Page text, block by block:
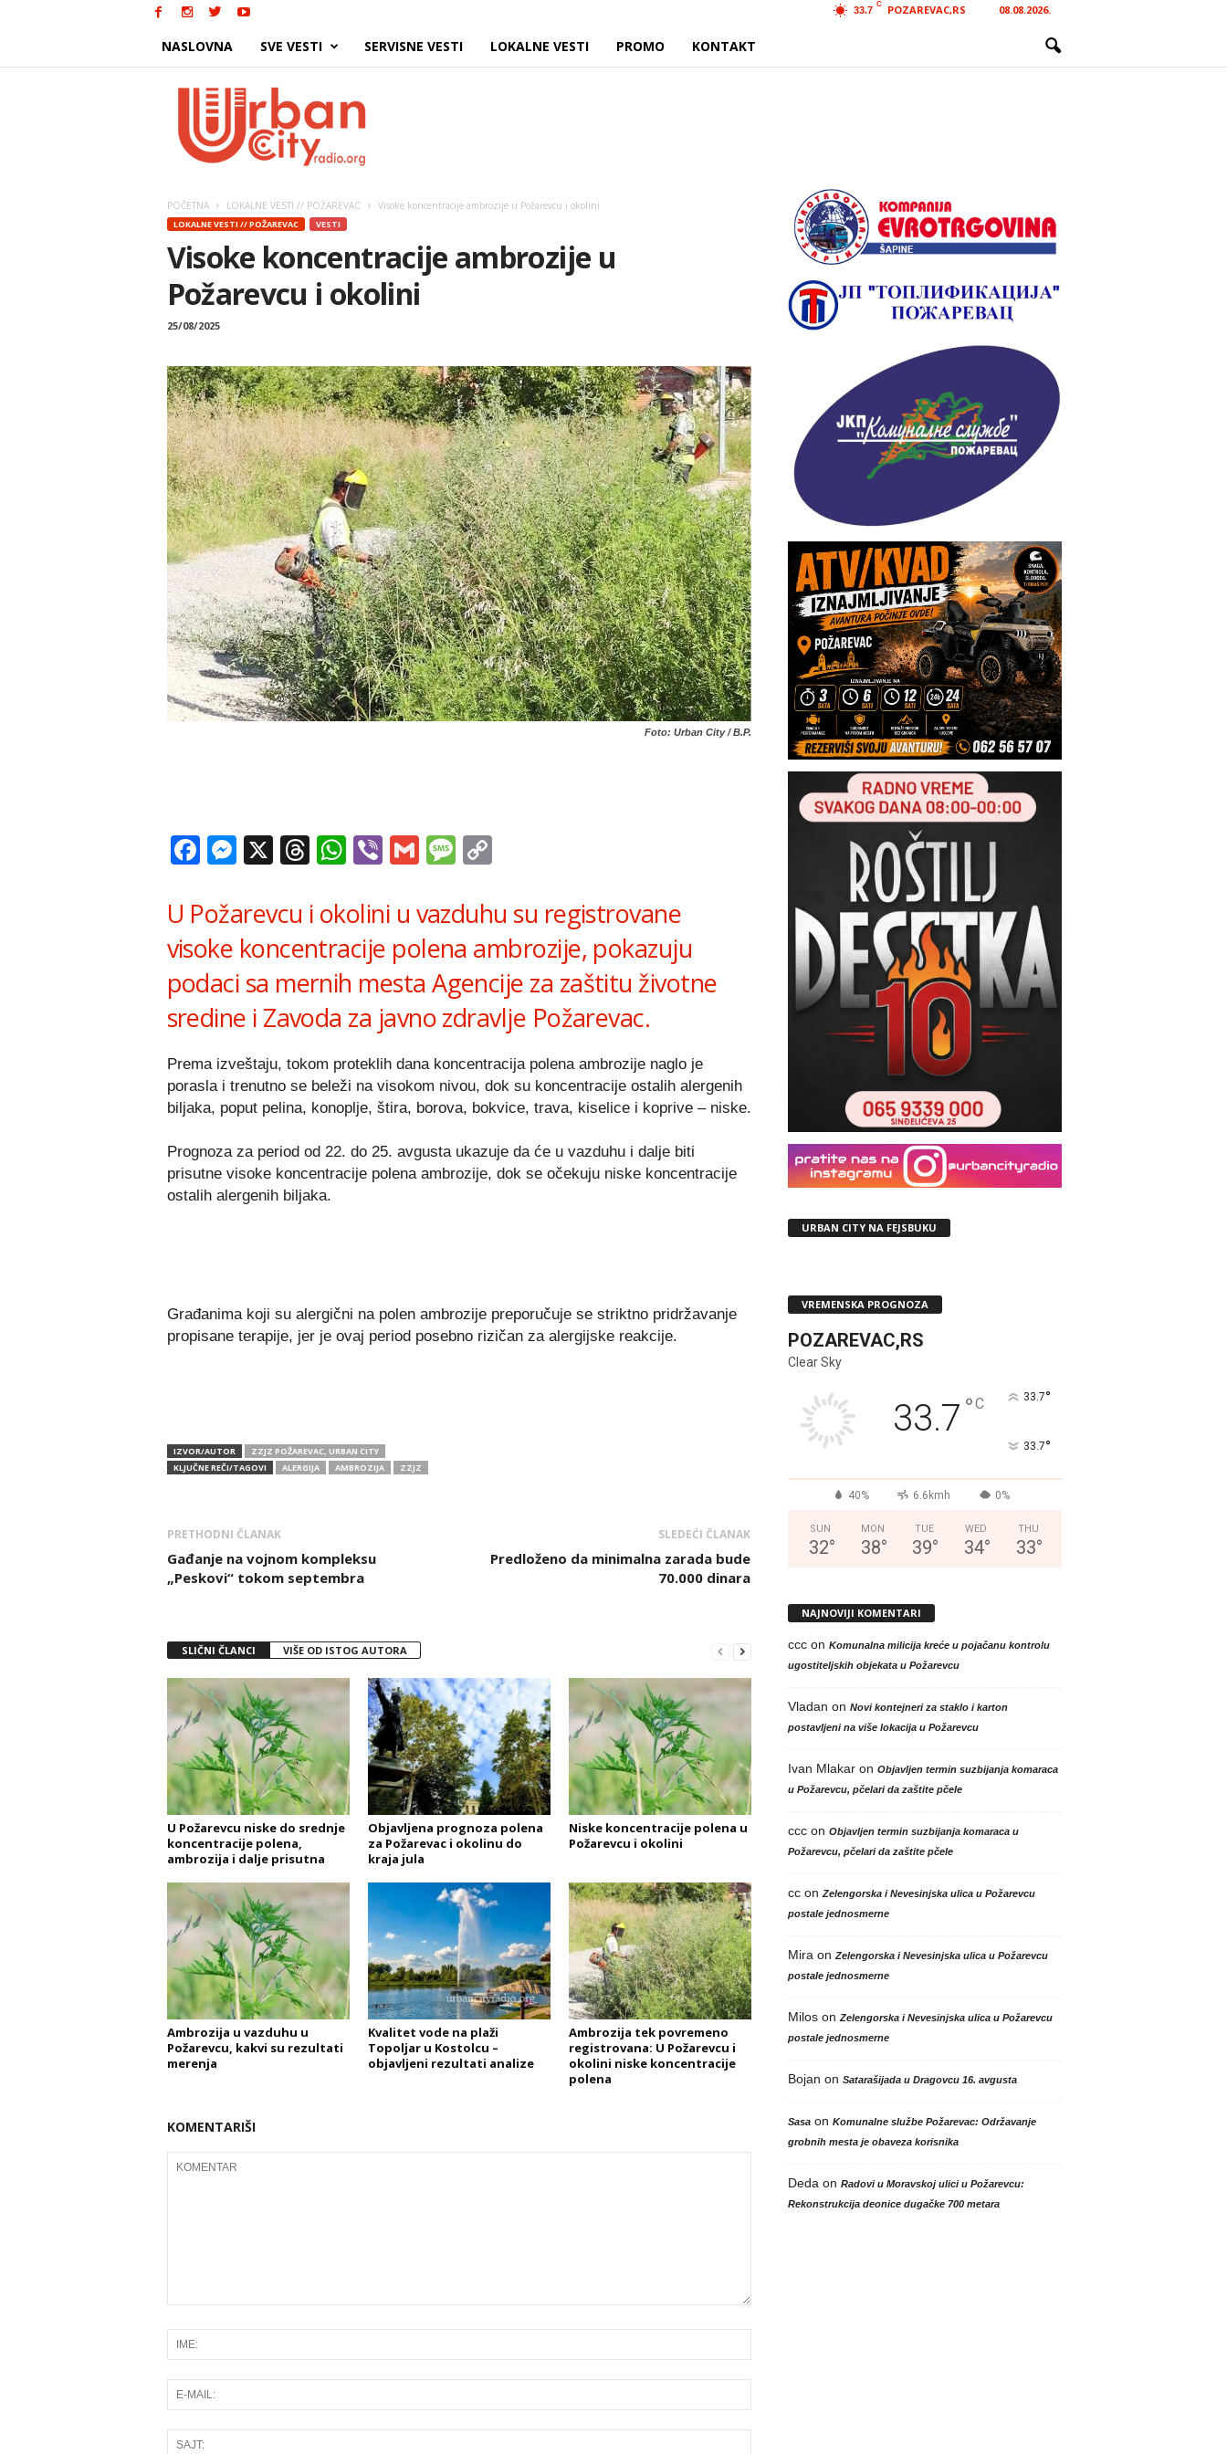
33.7
C POZAREVAC,RS 08.08.2026.
NASLOVNA SVE VESTI SERVISNE VESTI LOKALNE VESTI PROMO KONTAKT
POČETNA LOKALNE VESTI // POŽAREVAC Visoke koncentracije ambrozije u Požarevcu i okolini
LOKALNE VESTI // POŽAREVAC VESTI
Visoke koncentracije ambrozije u
Požarevcu i okolini
25/08/2025
Foto: Urban City / B.P.
Facebook
Messenger
X Threads
WhatsApp
ViberGmailMessage
U Požarevcu i okolini u vazduhu su registrovane
visoke koncentracije polena ambrozije, pokazuju
podaci sa mernih mesta Agencije za zaštitu životne
sredine i Zavoda za javno zdravlje Požarevac.
Prema izveštaju, tokom proteklih dana koncentracija polena ambrozije naglo je
porasla i trenutno se beleži na visokom nivou, dok su koncentracije ostalih alergenih
biljaka, poput pelina, konoplje, štira, borova, bokvice, trava, kiselice i koprive – niske.
Prognoza za period od 22. do 25. avgusta ukazuje da će u vazduhu i dalje biti
prisutne visoke koncentracije polena ambrozije, dok se očekuju niske koncentracije
ostalih alergenih biljaka.
Građanima koji su alergični na polen ambrozije preporučuje se striktno pridržavanje
propisane terapije, jer je ovaj period posebno rizičan za alergijske reakcije.
IZVOR/AUTOR
ZZJZ POŽAREVAC, URBAN CITY
KLJUČNE REČI/TAGOVI
ALERGIJA AMBROZIJA ZZJZ
PRETHODNI ČLANAK
Gađanje na vojnom kompleksu
„Peskovi“ tokom septembra
SLEDEĆI ČLANAK
Predloženo da minimalna zarada bude
70.000 dinara
SLIČNI ČLANCI VIŠE OD ISTOG AUTORA
U Požarevcu niske do srednje
koncentracije polena,
ambrozija i dalje prisutna
Objavljena prognoza polena
za Požarevac i okolinu do
kraja jula
Niske koncentracije polena u
Požarevcu i okolini
Ambrozija u vazduhu u
Požarevcu, kakvi su rezultati
merenja
Kvalitet vode na plaži
Topoljar u Kostolcu –
objavljeni rezultati analize
Ambrozija tek povremeno
registrovana: U Požarevcu i
okolini niske koncentracije
polena
KOMENTARIŠI
URBAN CITY NA FEJSBUKU
VREMENSKA PROGNOZA
POZAREVAC,RS
Clear Sky
33.7 °C 33.7°
33.7°
40% 6.6kmh 0%
SUN
32°
MON
38°
TUE
39°
WED
34°
THU
33°
NAJNOVIJI KOMENTARI
cccon Komunalna milicija kreće u pojačanu kontrolu
ugostiteljskih objekata u Požarevcu
Vladan on Novi kontejneri za staklo i karton
postavljeni na više lokacija u Požarevcu
Ivan Mlakaron Objavljen termin suzbijanja komaraca
u Požarevcu, pčelari da zaštite pčele
cccon Objavljen termin suzbijanja komaraca u
Požarevcu, pčelari da zaštite pčele
ccon Zelengorska i Nevesinjska ulica u Požarevcu
postale jednosmerne
Mira on Zelengorska i Nevesinjska ulica u Požarevcu
postale jednosmerne
Miloson Zelengorska i Nevesinjska ulica u Požarevcu
postale jednosmerne
Bojan on Satarašijada u Dragovcu 16. avgusta
Sasaon Komunalne službe Požarevac: Održavanje
grobnih mesta je obaveza korisnika
Deda on Radovi u Moravskoj ulici u Požarevcu:
Rekonstrukcija deonice dugačke 700 metara